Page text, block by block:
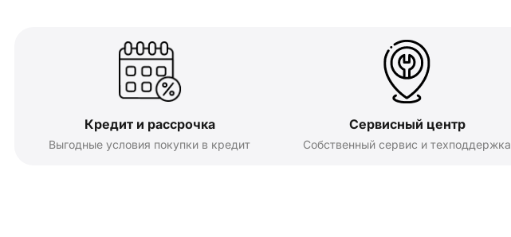
Кредит и рассрочка
Выгодные условия покупки в кредит
Сервисный центр
Собственный сервис и техподдержка